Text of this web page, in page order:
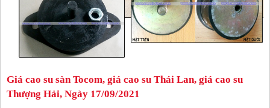
Giá cao su sàn Tocom, giá cao su Thái Lan, giá cao su
Thượng Hải, Ngày 17/09/2021